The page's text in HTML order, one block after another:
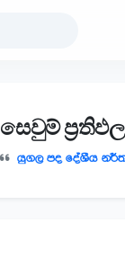
සෙවුම් ප්‍රතිඵල
යුගල පද දේශීය